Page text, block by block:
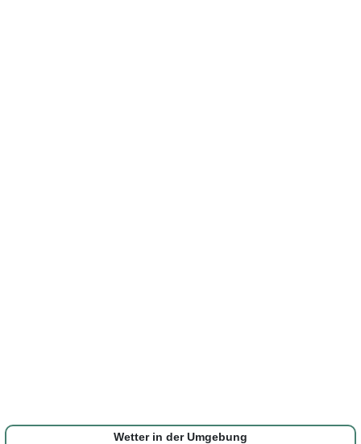
Wetter in der Umgebung